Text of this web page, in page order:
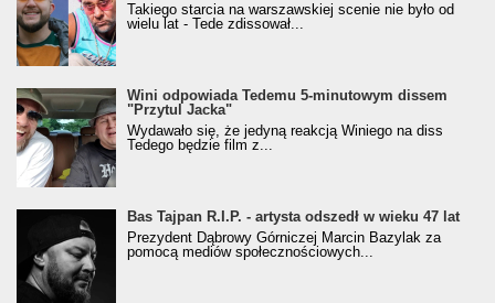
Takiego starcia na warszawskiej scenie nie było od
wielu lat - Tede zdissował...
Wini odpowiada Tedemu 5-minutowym dissem
"Przytul Jacka"
Wydawało się, że jedyną reakcją Winiego na diss
Tedego będzie film z...
Bas Tajpan R.I.P. - artysta odszedł w wieku 47 lat
Prezydent Dąbrowy Górniczej Marcin Bazylak za
pomocą mediów społecznościowych...